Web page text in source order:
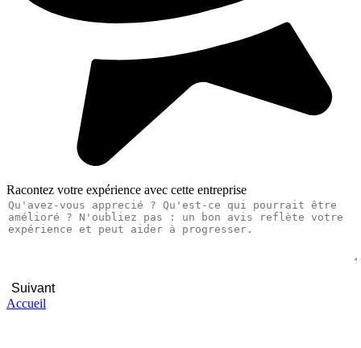
Racontez votre expérience avec cette entreprise
Suivant
Accueil